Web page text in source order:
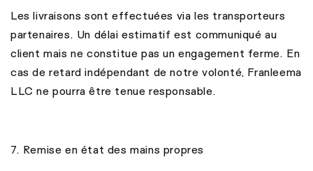
Les livraisons sont effectuées via les transporteurs
partenaires. Un délai estimatif est communiqué au
client mais ne constitue pas un engagement ferme. En
cas de retard indépendant de notre volonté, Franleema
LLC ne pourra être tenue responsable.
7. Remise en état des mains propres